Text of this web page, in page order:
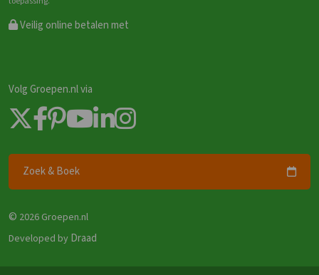
Veilig online betalen met
Volg Groepen.nl via
Zoek & Boek
© 2026 Groepen.nl
Developed by Draad